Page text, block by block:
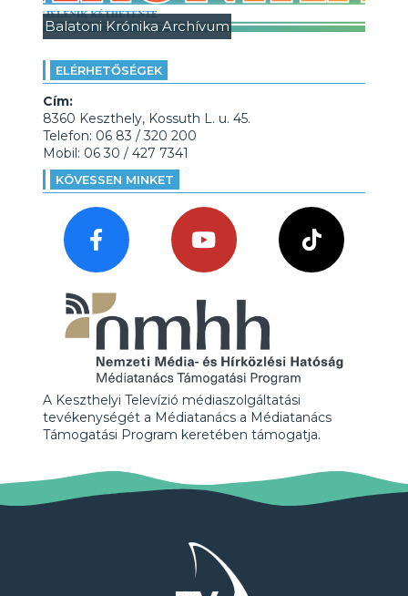
Balatoni Krónika Archívum
ELÉRHETŐSÉGEK
Cím:
8360 Keszthely, Kossuth L. u. 45.
Telefon: 06 83 / 320 200
Mobil: 06 30 / 427 7341
KÖVESSEN MINKET
A Keszthelyi Televízió médiaszolgáltatási
tevékenységét a Médiatanács a Médiatanács
Támogatási Program keretében támogatja.